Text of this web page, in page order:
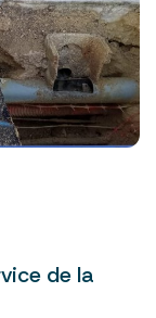
de la